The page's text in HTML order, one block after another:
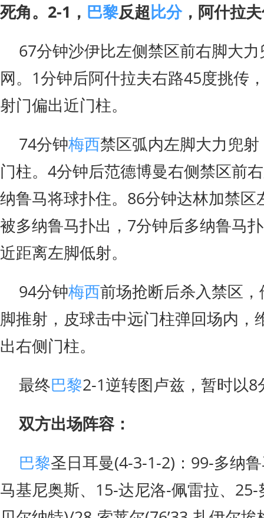
死角。2-1， 巴黎反超比分，阿什拉
67分钟沙伊比左侧禁区前右脚大
网。1分钟后阿什拉夫右路45度挑传
射门偏出近门柱。
74分钟梅西禁区弧内左脚大力兜
门柱。4分钟后范德博曼右侧禁区前
纳鲁马将球扑住。86分钟达林加禁区
被多纳鲁马扑出，7分钟后多纳鲁马
近距离左脚低射。
94分钟梅西前场抢断后杀入禁区
脚推射，皮球击中远门柱弹回场内，
出右侧门柱。
最终巴黎2-1逆转图卢兹，暂时以
双方出场阵容：
巴黎圣日耳曼(4-3-1-2)：99-多纳
马基尼奥斯、15-达尼洛-佩雷拉、25-